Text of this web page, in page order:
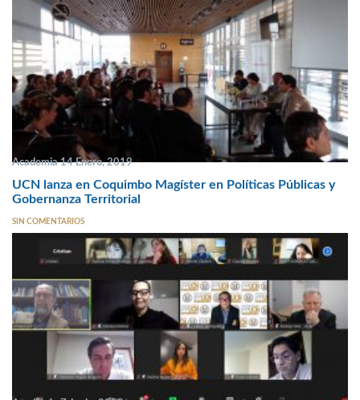
Academia 14 Enero, 2019
UCN lanza en Coquimbo Magíster en Políticas Públicas y
Gobernanza Territorial
SIN COMENTARIOS